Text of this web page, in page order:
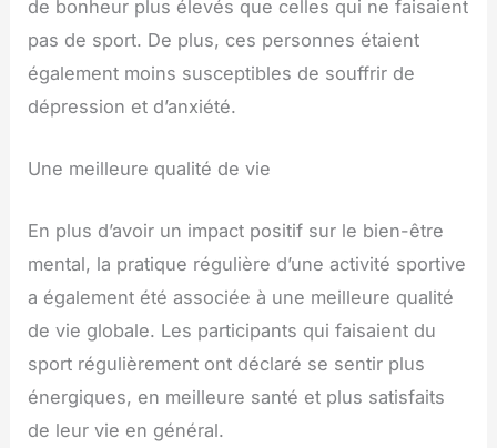
de bonheur plus élevés que celles qui ne faisaient
pas de sport. De plus, ces personnes étaient
également moins susceptibles de souffrir de
dépression et d’anxiété.
Une meilleure qualité de vie
En plus d’avoir un impact positif sur le bien-être
mental, la pratique régulière d’une activité sportive
a également été associée à une meilleure qualité
de vie globale. Les participants qui faisaient du
sport régulièrement ont déclaré se sentir plus
énergiques, en meilleure santé et plus satisfaits
de leur vie en général.